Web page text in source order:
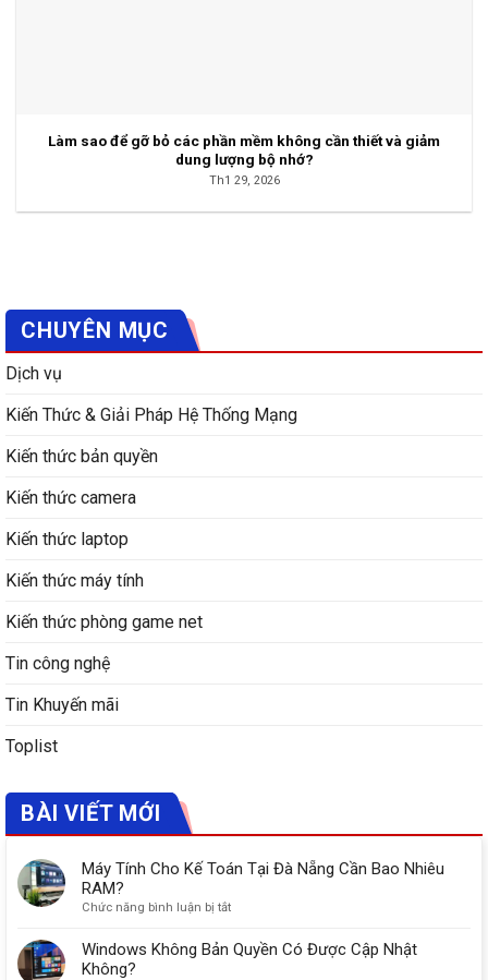
Làm sao để gỡ bỏ các phần mềm không cần thiết và giảm
dung lượng bộ nhớ?
Th1 29, 2026
CHUYÊN MỤC
Dịch vụ
Kiến Thức & Giải Pháp Hệ Thống Mạng
Kiến thức bản quyền
Kiến thức camera
Kiến thức laptop
Kiến thức máy tính
Kiến thức phòng game net
Tin công nghệ
Tin Khuyến mãi
Toplist
BÀI VIẾT MỚI
Máy Tính Cho Kế Toán Tại Đà Nẵng Cần Bao Nhiêu
RAM?
Chức năng bình luận bị tắtở
Tính
Cho
Windows Không Bản Quyền Có Được Cập Nhật
Không?